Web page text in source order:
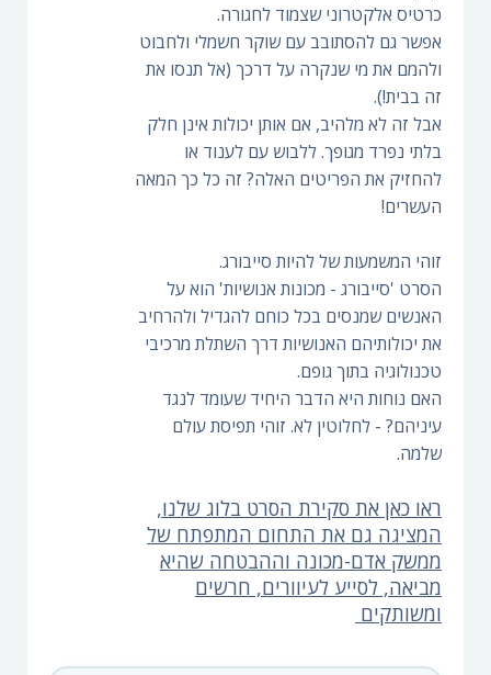
כרטיס אלקטרוני שצמוד לחגורה.
אפשר גם להסתובב עם שוקר חשמלי ולחבוט
ולהמם את מי שנקרה על דרכך (אל תנסו את
זה בבית!).
אבל זה לא מלהיב, אם אותן יכולות אינן חלק
בלתי נפרד מגופך. ללבוש עם לענוד או
להחזיק את הפריטים האלה? זה כל כך המאה
העשרים!
זוהי המשמעות של להיות סייבורג.
הסרט 'סייבורג - מכונות אנושיות' הוא על
האנשים שמנסים בכל כוחם להגדיל ולהרחיב
את יכולותיהם האנושיות דרך השתלת מרכיבי
טכנולוגיה בתוך גופם.
האם נוחות היא הדבר היחיד שעומד לנגד
עיניהם? - לחלוטין לא. זוהי תפיסת עולם
שלמה.
ראו כאן את סקירת הסרט בלוג שלנו,
המציגה גם את התחום המתפתח של
ממשק אדם-מכונה וההבטחה שהיא
מביאה, לסייע לעיוורים, חרשים
ומשותקים